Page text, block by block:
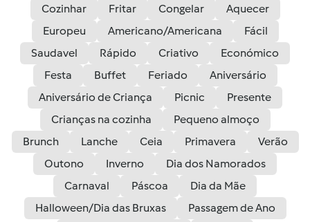
Cozinhar
Fritar Congelar
Aquecer
Europeu
Americano/Americana
Fácil
Saudavel
Rápido Criativo
Económico
Festa
Buffet Feriado
Aniversário
Aniversário de Criança
Picnic
Presente
Crianças na cozinha
Pequeno almoço
Brunch
Lanche Ceia Primavera
Verão
Outono
Inverno
Dia dos Namorados
Carnaval
Páscoa
Dia da Mãe
Halloween/Dia das Bruxas
Passagem de Ano